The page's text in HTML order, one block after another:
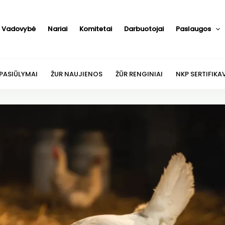
Vadovybė Nariai Komitetai Darbuotojai Paslaugos
ŽUR NAUJIENOS ŽŪR RENGINIAI NKP